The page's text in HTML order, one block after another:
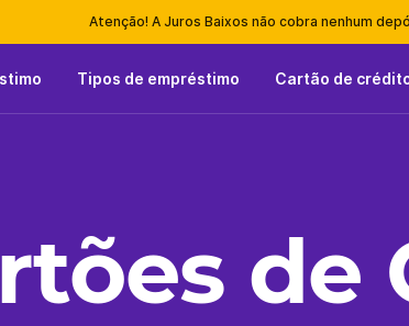
Atenção! A Juros Baixos não cobra nenhum
Tipos de empréstimo Cartão de
de